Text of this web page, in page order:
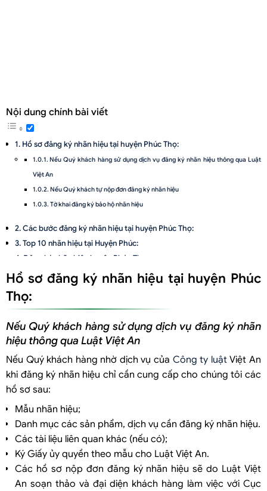
Nội dung chính bài viết
Hồ sơ đăng ký nhãn hiệu tại huyện Phúc Thọ:
Nếu Quý khách hàng sử dụng dịch vụ đăng ký nhãn hiệu thông qua Luật
Việt An
Nếu Quý khách tự nộp đơn đăng ký nhãn hiệu
Tờ khai đăng ký bảo hộ nhãn hiệu
Các bước đăng ký nhãn hiệu tại huyện Phúc Thọ:
Top 10 nhãn hiệu tại Huyện Phúc:
Đăng ký nhãn hiệu huyện Phúc Thọ:
Hồ sơ đăng ký nhãn hiệu tại huyện Phúc
Thọ:
Nếu Quý khách hàng sử dụng dịch vụ đăng ký nhãn
hiệu thông qua Luật Việt An
Nếu Quý khách hàng nhờ dịch vụ của Công ty luậtViệt An
khi đăng ký nhãn hiệu chỉ cần cung cấp cho chúng tôi các
hồ sơ sau:
Mẫu nhãn hiệu;
Danh mục các sản phẩm, dịch vụ cần đăng ký nhãn hiệu.
Các tài liệu liên quan khác (nếu có);
Ký Giấy ủy quyền theo mẫu cho Luật Việt An.
Các hồ sơ nộp đơn đăng ký nhãn hiệu sẽ do Luật Việt
An soạn thảo và đại diện khách hàng làm việc với Cục